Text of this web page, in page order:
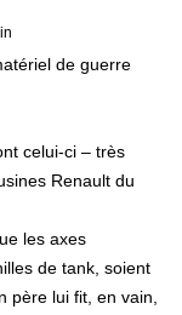
de guerre
celui-ci – très
Renault du
les axes
de tank, soient
père lui fit, en vain,